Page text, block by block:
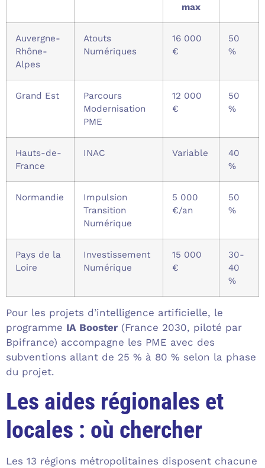
max
Auvergne-
Rhône-
Alpes
Atouts
Numériques
16 000
€
50
%
Grand Est
Parcours
Modernisation
PME
12 000
€
50
%
Hauts-de-
France
INAC Variable
40
%
Normandie
Impulsion
Transition
Numérique
5 000
€/an
50
%
Pays de la
Loire
Investissement
Numérique
15 000
€
30-
40
%
Pour les projets d’intelligence artificielle, le
programme IA Booster (France 2030, piloté par
Bpifrance) accompagne les PME avec des
subventions allant de 25 % à 80 % selon la phase
du projet.
Les aides régionales et
locales : où chercher
Les 13 régions métropolitaines disposent chacune